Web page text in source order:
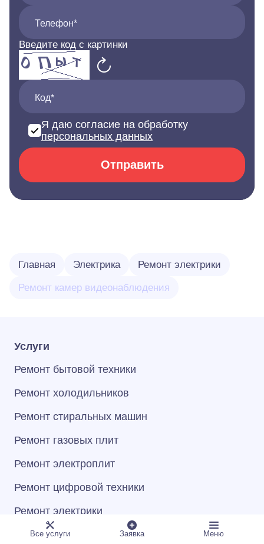
Телефон*
Введите код с картинки
Код*
Я даю согласие на обработку
персональных данных
Отправить
Главная Электрика Ремонт электрики
Ремонт камер видеонаблюдения
Услуги
Ремонт бытовой техники
Ремонт холодильников
Ремонт стиральных машин
Ремонт газовых плит
Ремонт электроплит
Ремонт цифровой техники
Ремонт электрики
Ремонт сантехники
Все услуги Заявка Меню